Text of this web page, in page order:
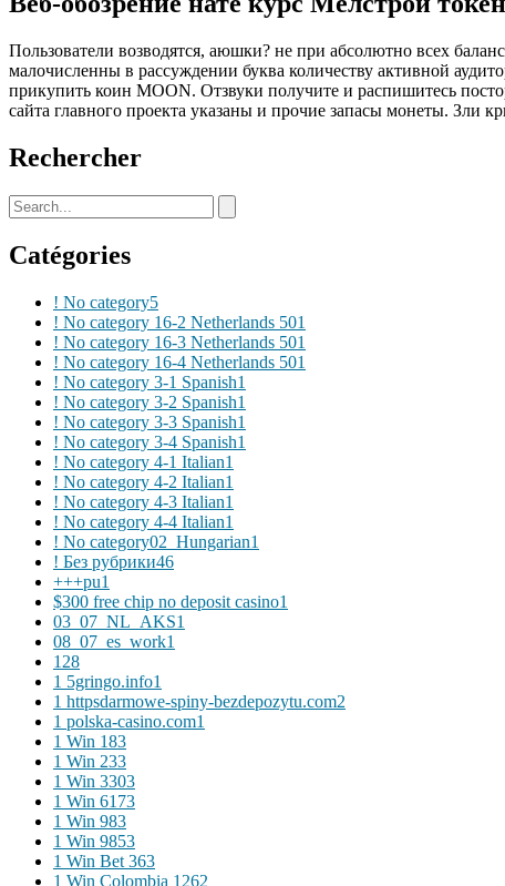
Пользователи возводятся, аюшки? не при абсолютно всех
малочисленны в рассуждении буква количеству активной
прикупить коин MOON. Отзвуки получите и распишитесь
сайта главного проекта указаны и прочие запасы монеты.
Rechercher
Catégories
! No category5
! No category 16-2 Netherlands 501
! No category 16-3 Netherlands 501
! No category 16-4 Netherlands 501
! No category 3-1 Spanish1
! No category 3-2 Spanish1
! No category 3-3 Spanish1
! No category 3-4 Spanish1
! No category 4-1 Italian1
! No category 4-2 Italian1
! No category 4-3 Italian1
! No category 4-4 Italian1
! No category02_Hungarian1
! Без рубрики46
+++pu1
$300 free chip no deposit casino1
03_07_NL_AKS1
08_07_es_work1
1 28
1 5gringo.info1
1 httpsdarmowe-spiny-bezdepozytu.com2
1 polska-casino.com1
1 Win 183
1 Win 233
1 Win 3303
1 Win 6173
1 Win 983
1 Win 9853
1 Win Bet 363
1 Win Colombia 1262